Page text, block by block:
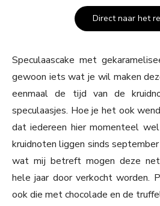
Direct naar het
Speculaascake met
gewoon iets wat je wil maken
eenmaal de tijd van de
speculaasjes. Hoe je het ook
dat iedereen hier momenteel
kruidnoten liggen sinds
wat mij betreft mogen deze
hele jaar door verkocht worden.
ook die met chocolade en de